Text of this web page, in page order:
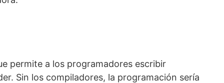
permite a los programadores escribir
Sin los compiladores, la programación sería